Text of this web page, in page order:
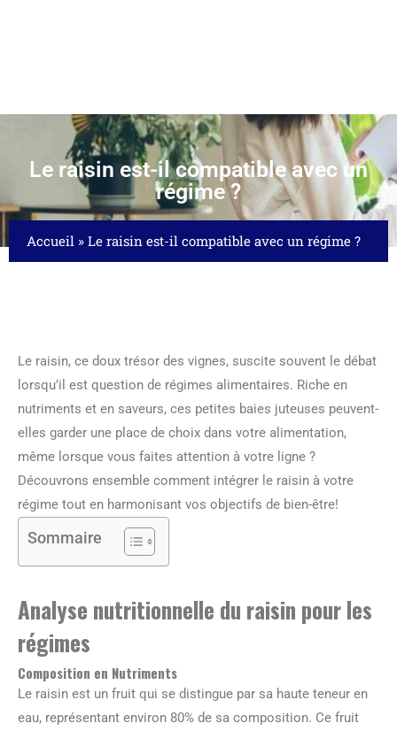
Le raisin est-il compatible avec un
régime ?
Accueil » Le raisin est-il compatible avec un régime ?
Le raisin, ce doux trésor des vignes, suscite souvent le débat
lorsqu’il est question de régimes alimentaires. Riche en
nutriments et en saveurs, ces petites baies juteuses peuvent-
elles garder une place de choix dans votre alimentation,
même lorsque vous faites attention à votre ligne ?
Découvrons ensemble comment intégrer le raisin à votre
régime tout en harmonisant vos objectifs de bien-être!
Sommaire
Analyse nutritionnelle du raisin pour les
régimes
Composition en Nutriments
Le raisin est un fruit qui se distingue par sa haute teneur en
eau, représentant environ 80% de sa composition. Ce fruit